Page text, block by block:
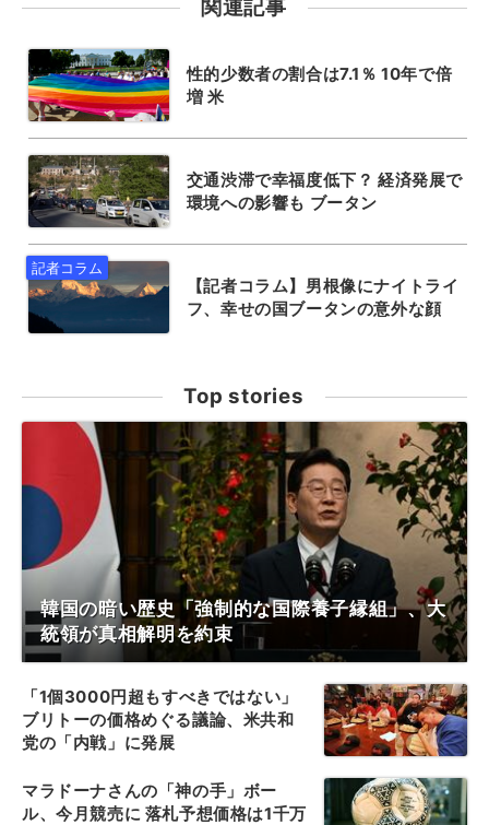
関連記事
性的少数者の割合は7.1％ 10年で倍
増 米
交通渋滞で幸福度低下？ 経済発展で
環境への影響も ブータン
【記者コラム】男根像にナイトライ
フ、幸せの国ブータンの意外な顔
Top stories
韓国の暗い歴史「強制的な国際養子縁組」、大
統領が真相解明を約束
「1個3000円超もすべきではない」
ブリトーの価格めぐる議論、米共和
党の「内戦」に発展
マラドーナさんの「神の手」ボー
ル、今月競売に 落札予想価格は1千万